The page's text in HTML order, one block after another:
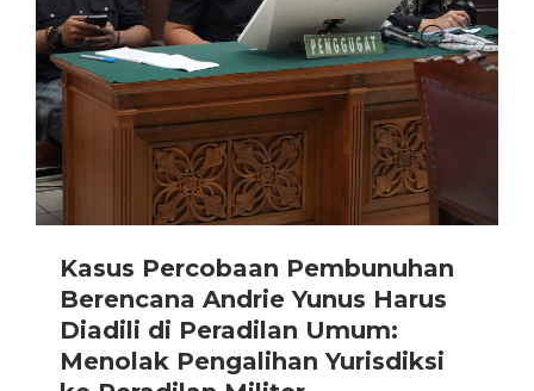
Kasus Percobaan Pembunuhan
Berencana Andrie Yunus Harus
Diadili di Peradilan Umum:
Menolak Pengalihan Yurisdiksi